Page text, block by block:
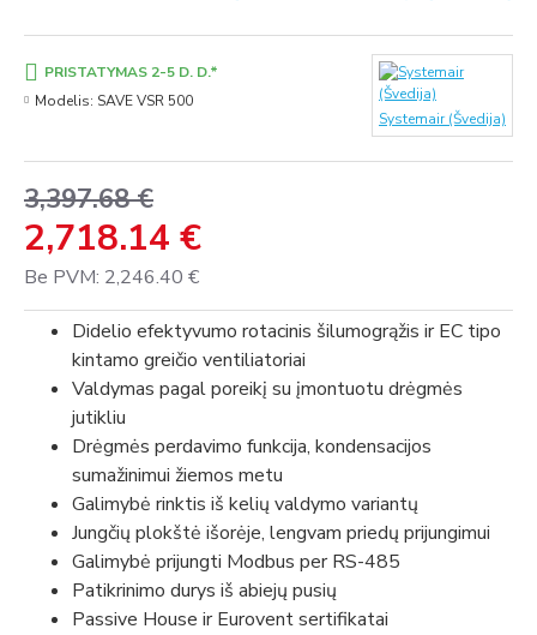
2,718.14 €
3,397.68 €
Be PVM: 2,246.40 €
PRISTATYMAS 2-5 D. D.*
Modelis: SAVE VSR 500
Systemair (Švedija)
Didelio efektyvumo rotacinis šilumogrąžis ir EC tipo
kintamo greičio ventiliatoriai
Valdymas pagal poreikį su įmontuotu drėgmės
jutikliu
Drėgmės perdavimo funkcija, kondensacijos
sumažinimui žiemos metu
Galimybė rinktis iš kelių valdymo variantų
Jungčių plokštė išorėje, lengvam priedų prijungimui
Galimybė prijungti Modbus per RS-485
Patikrinimo durys iš abiejų pusių
Passive House ir Eurovent sertifikatai